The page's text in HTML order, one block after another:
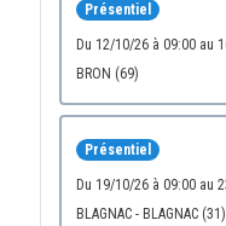
Présentiel
du 12/10/26 à 09:00 au 16/10/26 à 17:00 - CENIT KEONYS BRON -
BRON (69)
Présentiel
du 19/10/26 à 09:00 au 23/10/26 à 17:00 - CENIT KEONYS
BLAGNAC - BLAGNAC